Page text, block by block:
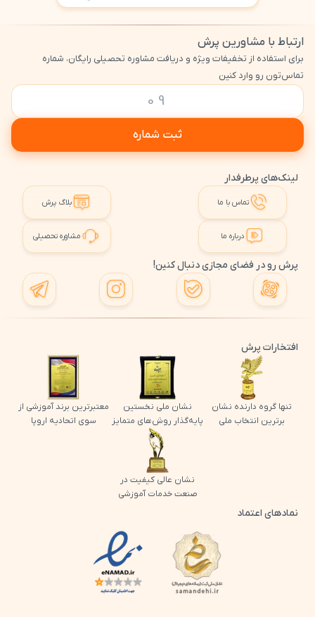
ارتباط با مشاورین پرش
برای استفاده از تخفیفات ویژه و دریافت مشاوره تحصیلی رایگان، شماره
تماس‌تون رو وارد کنین
ثبت شماره
لینک‌های پرطرفدار
تماس با ما بلاگ پرش
درباره ما مشاوره تحصیلی
پرش رو در فضای مجازی دنبال کنین!
افتخارات پرش
تنها گروه دارنده نشان
برترین انتخاب ملی
نشان ملی نخستین
پایه‌گذار روش‌های متمایز
معتبرترین برند آموزشی از
سوی اتحادیه اروپا
نشان عالی کیفیت در
صنعت خدمات آموزشی
نمادهای اعتماد
لوگو اینماد پرش